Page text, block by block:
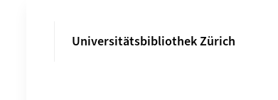
Universitätsbibliothek Zürich